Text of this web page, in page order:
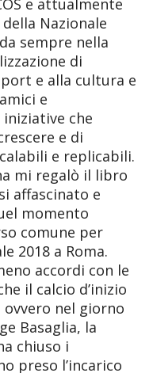
e attualmente
Nazionale
sempre nella
di
e alla cultura e
e
che
e di
e replicabili.
mi regalò il libro
affascinato e
momento
comune per
2018 a Roma.
accordi con le
il calcio d’inizio
ovvero nel giorno
Basaglia, la
chiuso i
preso l’incarico